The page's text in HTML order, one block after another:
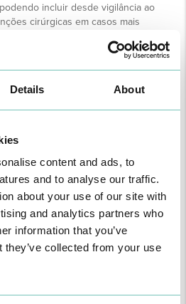
Details About
content and ads, to
and to analyse our traffic.
about your use of our site with
and analytics partners who
information that you’ve
they’ve collected from your use
incluir desde vigilância ao
cirúrgicas em casos mais
sobre a Especialidade nas
zona da Grande Lisboa, Norte,